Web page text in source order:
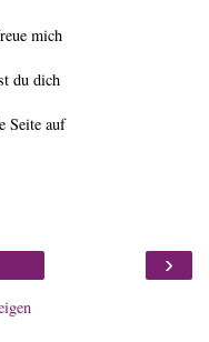
mich
du dich
Seite auf
›